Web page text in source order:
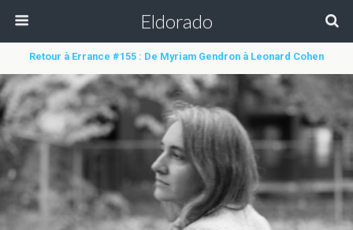
Eldorado
Retour à Errance #155 : De Myriam Gendron à Leonard Cohen